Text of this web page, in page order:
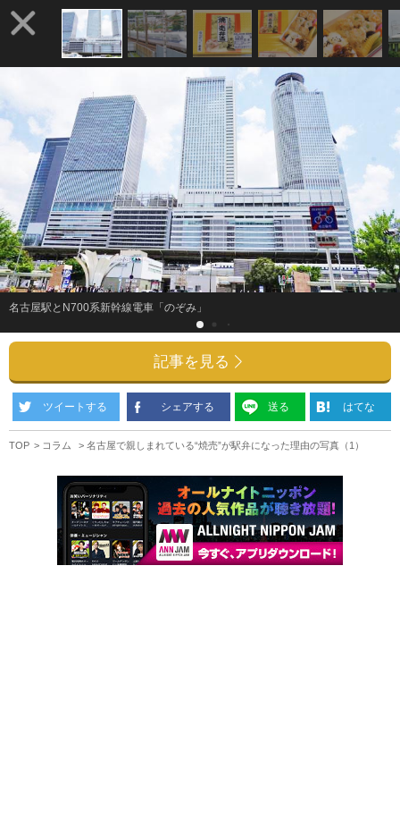
名古屋駅とN700系新幹線電車「のぞみ」
記事を見る
ツイートする シェアする 送る はてな
TOP コラム 名古屋で親しまれている“焼売”が駅弁になった理由の写真（1）